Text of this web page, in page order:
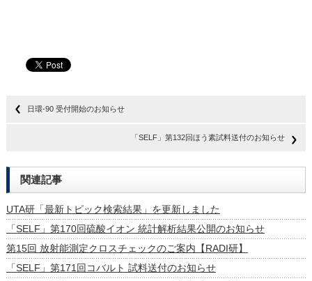
日環-90 受付開始のお知らせ
「SELF」第132回ほう素試料送付のお知らせ
関連記事
UTA研「最新トピック検索結果」を更新しました
「SELF」第170回硫酸イオン 統計解析結果公開のお知らせ
第15回 放射能測定クロスチェックのご案内【RADI研】
「SELF」第171回コバルト 試料送付のお知らせ